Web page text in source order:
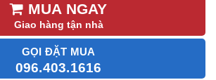
MUA NGAY
Giao hàng tận nhà
GỌI ĐẶT MUA
096.403.1616